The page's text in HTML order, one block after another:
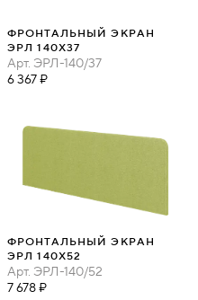
ФРОНТАЛЬНЫЙ ЭКРАН
ЭРЛ 140Х37
Арт. ЭРЛ-140/37
6 367 ₽
ФРОНТАЛЬНЫЙ ЭКРАН
ЭРЛ 140Х52
Арт. ЭРЛ-140/52
7 678 ₽